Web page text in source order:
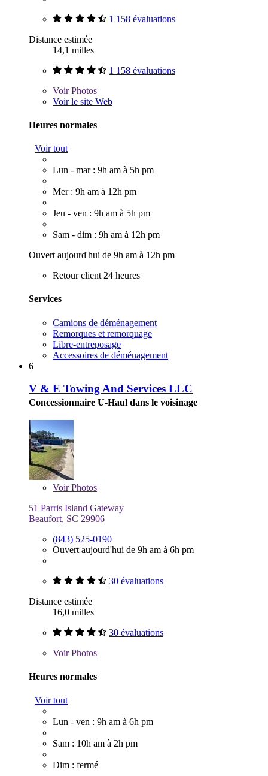
1 158 évaluations
Distance estimée
14,1 milles
1 158 évaluations
VoirPhotos
Voir le site Web
Heures normales
Voir tout
Lun - mar : 9h am à 5h pm
Mer : 9h am à 12h pm
Jeu - ven : 9h am à 5h pm
Sam - dim : 9h am à 12h pm
Ouvert aujourd'hui de 9h am à 12h pm
Retour client 24 heures
Services
Camions de déménagement
Remorques et remorquage
Libre-entreposage
Accessoires de déménagement
6
V & E Towing And Services LLC
Concessionnaire U-Haul dans le voisinage
VoirPhotos
51 Parris Island Gateway
Beaufort, SC 29906
(843) 525-0190
Ouvert aujourd'hui de 9h am à 6h pm
30 évaluations
Distance estimée
16,0 milles
30 évaluations
VoirPhotos
Heures normales
Voir tout
Lun - ven : 9h am à 6h pm
Sam : 10h am à 2h pm
Dim : fermé